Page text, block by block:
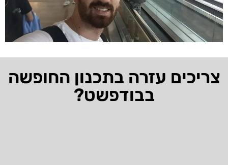
צריכים עזרה בתכנון החופשה
בבודפשט?